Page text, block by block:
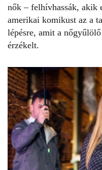
nők – felhívhassák, akik
amerikai komikust az a
lépésre, amit a
érzékelt.